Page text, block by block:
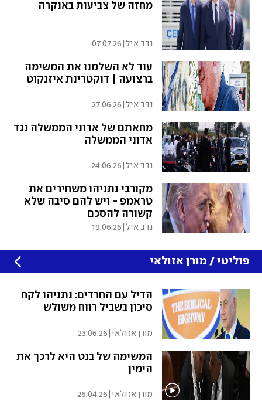
מחזה של צביעות באנקרה
נדב איל|
07.07.26
עוד לא השלמנו את המשימה
ברצועה | דוקטרינת איזנקוט
נדב איל|
27.06.26
מחאתם של אדוני הממשלה נגד
אדוני הממשלה
נדב איל|
24.06.26
מקורבי נתניהו משחירים את
טראמפ - ויש להם סיבה שלא
קשורה להסכם
נדב איל|
19.06.26
פוליטי / מורן אזולאי
הדיל עם החרדים: נתניהו לקח
סיכון בשביל רווח משולש
מורן אזולאי|
23.06.26
המשימה של בנט היא לרכך את
הימין
מורן אזולאי|
26.04.26